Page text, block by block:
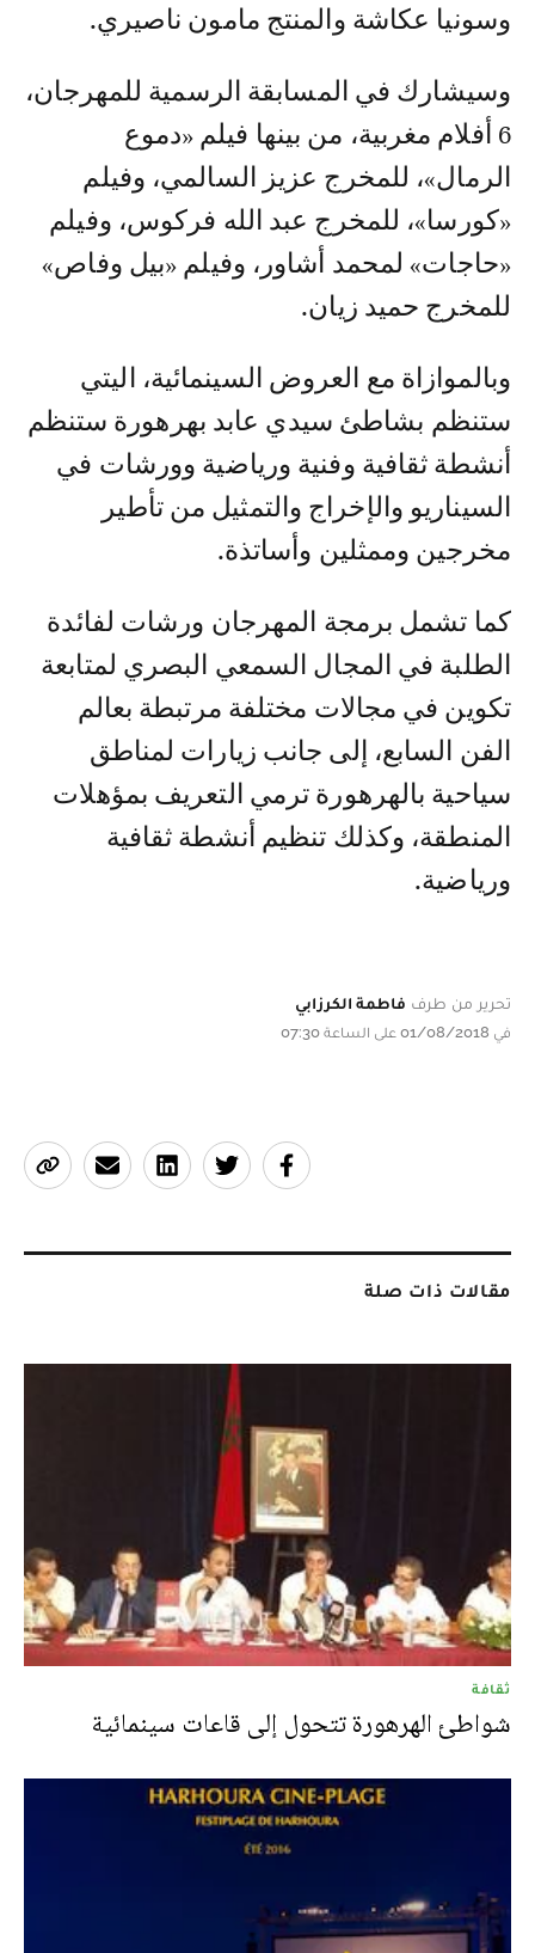
وسونيا عكاشة والمنتج مامون ناصيري.
وسيشارك في المسابقة الرسمية للمهرجان،
6 أفلام مغربية، من بينها فيلم «دموع
الرمال»، للمخرج عزيز السالمي، وفيلم
«كورسا»، للمخرج عبد الله فركوس، وفيلم
«حاجات» لمحمد أشاور، وفيلم «بيل وفاص»
للمخرج حميد زيان.
وبالموازاة مع العروض السينمائية، اليتي
ستنظم بشاطئ سيدي عابد بهرهورة ستنظم
أنشطة ثقافية وفنية ورياضية وورشات في
السيناريو والإخراج والتمثيل من تأطير
مخرجين وممثلين وأساتذة.
كما تشمل برمجة المهرجان ورشات لفائدة
الطلبة في المجال السمعي البصري لمتابعة
تكوين في مجالات مختلفة مرتبطة بعالم
الفن السابع، إلى جانب زيارات لمناطق
سياحية بالهرهورة ترمي التعريف بمؤهلات
المنطقة، وكذلك تنظيم أنشطة ثقافية
ورياضية.
تحرير من طرف فاطمة الكرزابي
في 01/08/2018 على الساعة 07:30
مقالات ذات صلة
ثقافة
شواطئ الهرهورة تتحول إلى قاعات سينمائية